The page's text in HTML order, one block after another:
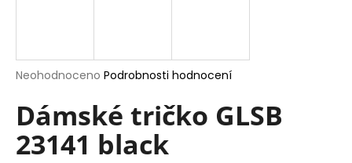
Průměrné
produktu
je
0,0
z
Neohodnoceno Podrobnosti hodnocení
Dámské tričko GLSB
23141 black
í
t
?